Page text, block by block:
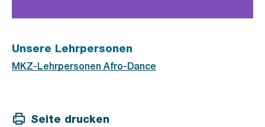
Unsere Lehrpersonen
MKZ-Lehrpersonen Afro-Dance
Seite drucken